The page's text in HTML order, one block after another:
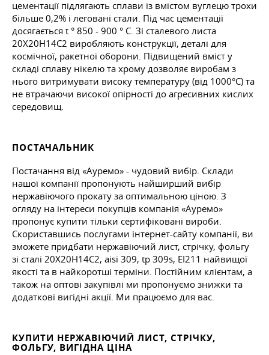
цементації підлягають сплави із вмістом вуглецю трохи
більше 0,2% і леговані стали. Під час цементації
досягається t ° 850 - 900 ° C. Зі сталевого листа
20Х20Н14С2 виробляють конструкції, деталі для
космічної, ракетної оборони. Підвищений вміст у
складі сплаву нікелю та хрому дозволяє виробам з
нього витримувати високу температуру (від 1000°C) та
не втрачаючи високої опірності до агресивних кислих
середовищ.
ПОСТАЧАЛЬНИК
Постачання від «Ауремо» - чудовий вибір. Склади
нашої компанії пропонують найширший вибір
нержавіючого прокату за оптимальною ціною. З
огляду на інтереси покупців компанія «Ауремо»
пропонує купити тільки сертифіковані вироби.
Скориставшись послугами інтернет-сайту компанії, ви
зможете придбати нержавіючий лист, стрічку, фольгу
зі сталі 20Х20Н14С2, aisi 309, tp 309s, ЕІ211 найвищої
якості та в найкоротші терміни. Постійним клієнтам, а
також на оптові закупівлі ми пропонуємо знижки та
додаткові вигідні акції. Ми працюємо для вас.
КУПИТИ НЕРЖАВІЮЧИЙ ЛИСТ, СТРІЧКУ,
ФОЛЬГУ, ВИГІДНА ЦІНА